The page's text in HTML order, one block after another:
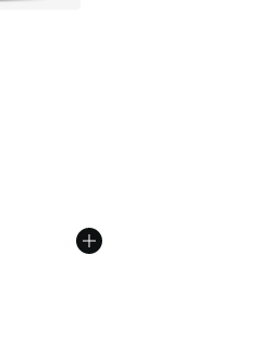
Dit artikel is in de